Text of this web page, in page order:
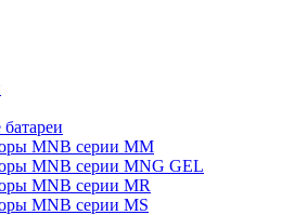
MNB серии MM
MNB серии MNG GEL
MNB серии MR
MNB серии MS